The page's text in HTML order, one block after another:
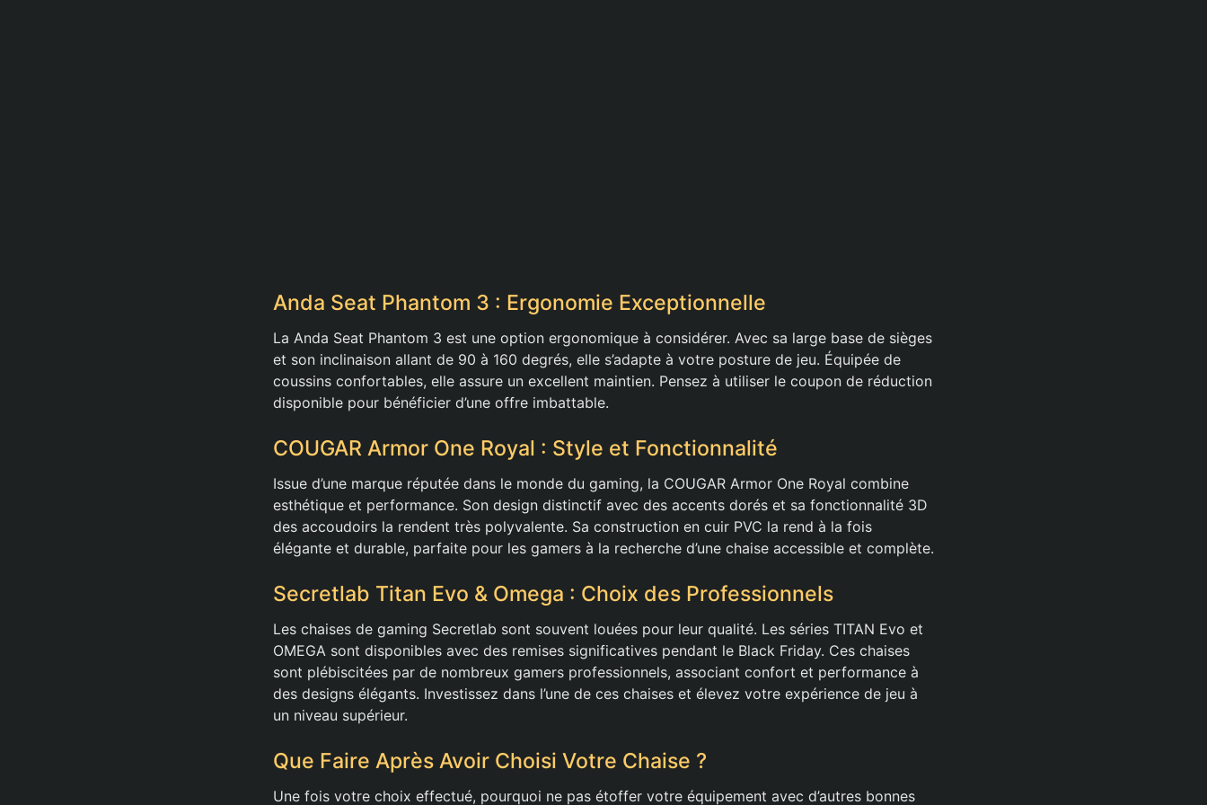
Anda Seat Phantom 3 : Ergonomie Exceptionnelle
La Anda Seat Phantom 3 est une option ergonomique à considérer. Avec sa large base de sièges
et son inclinaison allant de 90 à 160 degrés, elle s’adapte à votre posture de jeu. Équipée de
coussins confortables, elle assure un excellent maintien. Pensez à utiliser le coupon de réduction
disponible pour bénéficier d’une offre imbattable.
COUGAR Armor One Royal : Style et Fonctionnalité
Issue d’une marque réputée dans le monde du gaming, la COUGAR Armor One Royal combine
esthétique et performance. Son design distinctif avec des accents dorés et sa fonctionnalité 3D
des accoudoirs la rendent très polyvalente. Sa construction en cuir PVC la rend à la fois
élégante et durable, parfaite pour les gamers à la recherche d’une chaise accessible et complète.
Secretlab Titan Evo & Omega : Choix des Professionnels
Les chaises de gaming Secretlab sont souvent louées pour leur qualité. Les séries TITAN Evo et
OMEGA sont disponibles avec des remises significatives pendant le Black Friday. Ces chaises
sont plébiscitées par de nombreux gamers professionnels, associant confort et performance à
des designs élégants. Investissez dans l’une de ces chaises et élevez votre expérience de jeu à
un niveau supérieur.
Que Faire Après Avoir Choisi Votre Chaise ?
Une fois votre choix effectué, pourquoi ne pas étoffer votre équipement avec d’autres bonnes